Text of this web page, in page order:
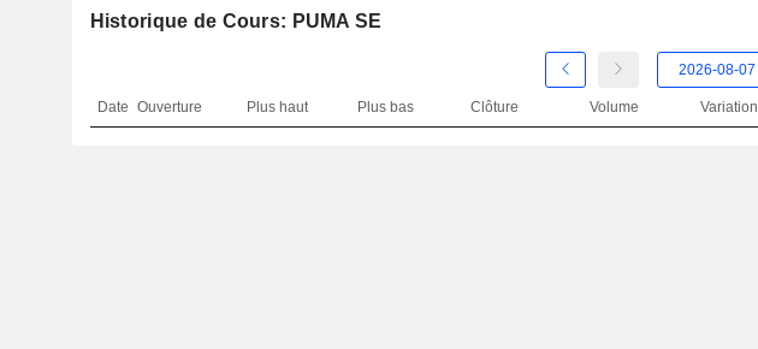
Historique de Cours: PUMA SE
Date Ouverture Plus haut Plus bas Clôture Volume Variation